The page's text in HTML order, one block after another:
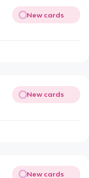
New cards
New cards
New cards